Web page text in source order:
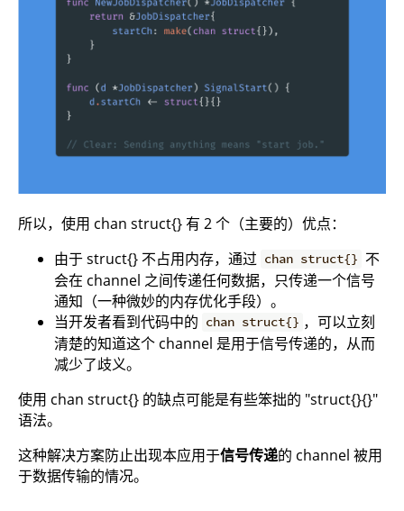
所以，使用 chan struct{} 有 2 个（主要的）优点：
由于 struct{} 不占用内存，通过 chan struct{} 不
会在 channel 之间传递任何数据，只传递一个信号
通知（一种微妙的内存优化手段）。
当开发者看到代码中的 chan struct{} ，可以立刻
清楚的知道这个 channel 是用于信号传递的，从而
减少了歧义。
使用 chan struct{} 的缺点可能是有些笨拙的 "struct{}{}"
语法。
这种解决方案防止出现本应用于信号传递的 channel 被用
于数据传输的情况。